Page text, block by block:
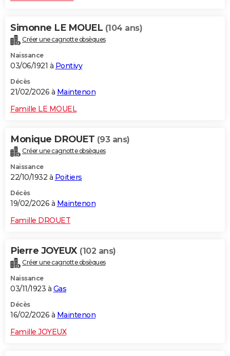
Simonne LE MOUEL (104 ans)
Créer une cagnotte obsèques
Naissance
03/06/1921 à Pontivy
Décès
21/02/2026 à Maintenon
Famille LE MOUEL
Monique DROUET (93 ans)
Créer une cagnotte obsèques
Naissance
22/10/1932 à Poitiers
Décès
19/02/2026 à Maintenon
Famille DROUET
Pierre JOYEUX (102 ans)
Créer une cagnotte obsèques
Naissance
03/11/1923 à Gas
Décès
16/02/2026 à Maintenon
Famille JOYEUX